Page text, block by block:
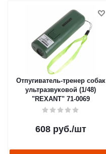
Отпугиватель-тренер собак
ультразвуковой (1/48)
"REXANT" 71-0069
608руб./шт